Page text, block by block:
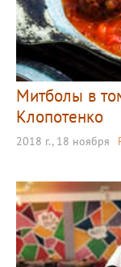
Митболы в
Клопотенко
2018 г., 18 ноября